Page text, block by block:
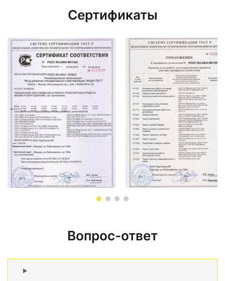
Сертификаты
Вопрос-ответ